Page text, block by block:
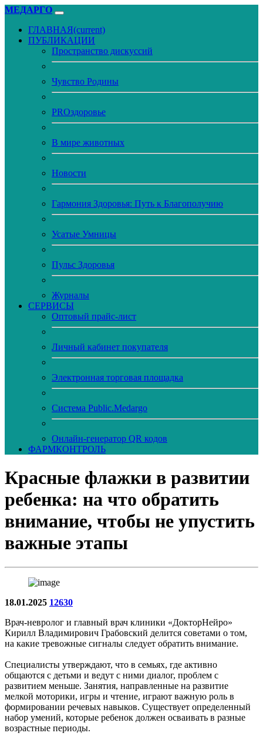
МЕДАРГО
ГЛАВНАЯ(current)
ПУБЛИКАЦИИ
Пространство дискуссий
Чувство Родины
PROздоровье
В мире животных
Новости
Гармония Здоровья: Путь к Благополучию
Усатые Умницы
Пульс Здоровья
Журналы
CЕРВИСЫ
Оптовый прайс-лист
Личный кабинет покупателя
Электронная торговая площадка
Система Public.Medargo
Онлайн-генератор QR кодов
ФАРМКОНТРОЛЬ
Красные флажки в развитии
ребенка: на что обратить
внимание, чтобы не упустить
важные этапы
18.01.2025 12630
Врач-невролог и главный врач клиники «ДокторНейро»
Кирилл Владимирович Грабовский делится советами о том,
на какие тревожные сигналы следует обратить внимание.
Специалисты утверждают, что в семьях, где активно
общаются с детьми и ведут с ними диалог, проблем с
развитием меньше. Занятия, направленные на развитие
мелкой моторики, игры и чтение, играют важную роль в
формировании речевых навыков. Существует определенный
набор умений, которые ребенок должен осваивать в разные
возрастные периоды.